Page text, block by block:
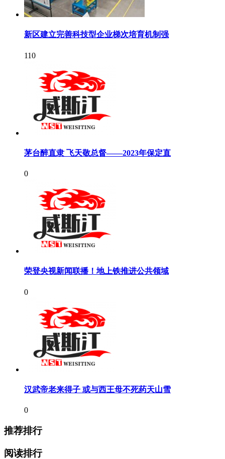
新区建立完善科技型企业梯次培育机制强
110
茅台醉直隶 飞天敬总督——2023年保定直
0
荣登央视新闻联播！地上铁推进公共领域
0
汉武帝老来得子 或与西王母不死药天山雪
0
推荐排行
阅读排行